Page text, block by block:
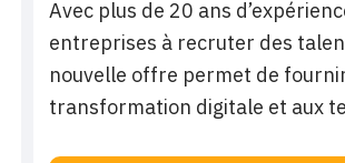
Avec plus de 20 ans
entreprises à recruter des
nouvelle offre permet de
transformation digitale et aux